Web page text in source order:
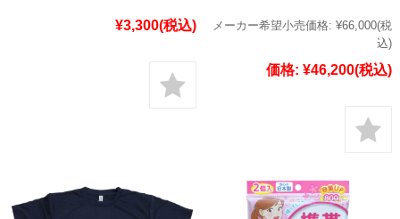
¥3,300(税込) メーカー希望小売価格: ¥66,000(税
込)
価格: ¥46,200(税込)